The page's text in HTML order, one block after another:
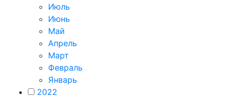
Июль
Июнь
Май
Апрель
Март
Февраль
Январь
2022